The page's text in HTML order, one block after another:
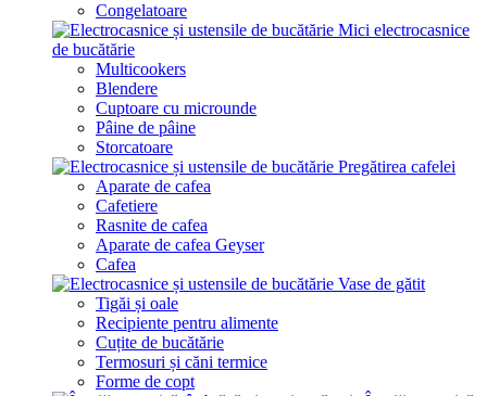
Congelatoare
Mici electrocasnice
de bucătărie
Multicookers
Blendere
Cuptoare cu microunde
Pâine de pâine
Storcatoare
Pregătirea cafelei
Aparate de cafea
Cafetiere
Rasnite de cafea
Aparate de cafea Geyser
Cafea
Vase de gătit
Tigăi și oale
Recipiente pentru alimente
Cuțite de bucătărie
Termosuri și căni termice
Forme de copt